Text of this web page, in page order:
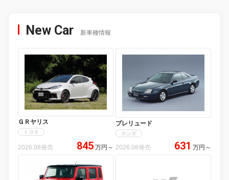
New Car 新車種情報
ＧＲヤリス
トヨタ
2026.08発売 845 万円 ～
プレリュード
ホンダ
2026.08発売 631 万円 ～